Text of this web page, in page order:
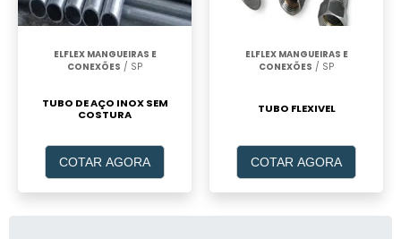
ELFLEX MANGUEIRAS E
CONEXÕES / SP
TUBO DE AÇO INOX SEM
COSTURA
COTAR AGORA
ELFLEX MANGUEIRAS E
CONEXÕES / SP
TUBO FLEXIVEL
COTAR AGORA